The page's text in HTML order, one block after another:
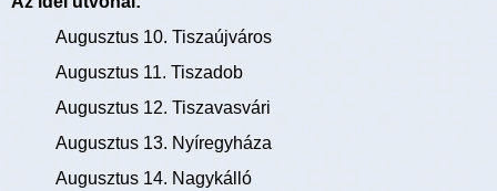
Augusztus 10. Tiszaújváros
Augusztus 11. Tiszadob
Augusztus 12. Tiszavasvári
Augusztus 13. Nyíregyháza
Augusztus 14. Nagykálló